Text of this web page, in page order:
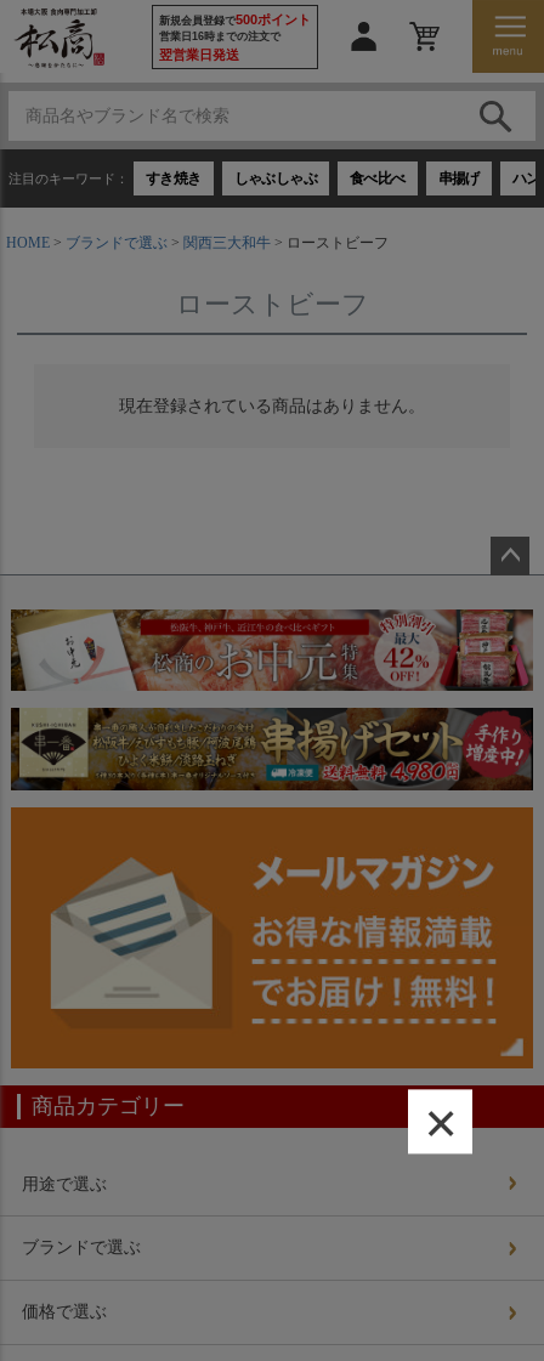
新規会員登録で500ポイント
営業日16時までの注文で
翌営業日発送
注目のキーワード： すき焼き しゃぶしゃぶ 食べ比べ 串揚げ ハン
HOME ブランドで選ぶ 関西三大和牛 ローストビーフ
ローストビーフ
現在登録されている商品はありません。
ジト
ップ
へ
商品カテゴリー
用途で選ぶ
ブランドで選ぶ
価格で選ぶ
×